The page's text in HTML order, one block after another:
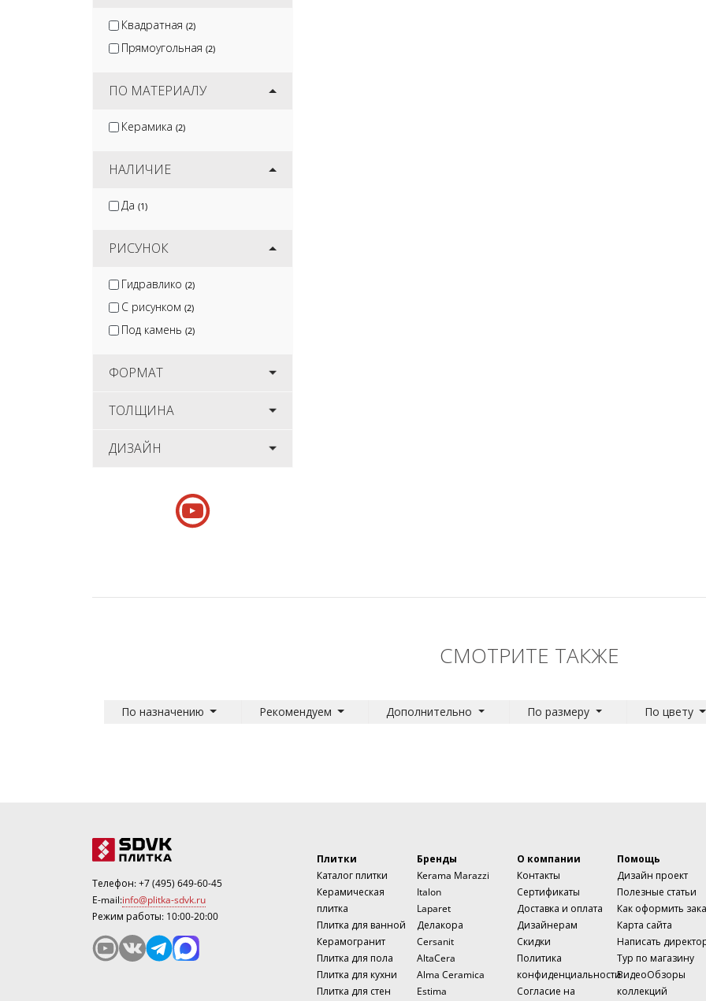
Квадратная (2)
Прямоугольная (2)
ПО МАТЕРИАЛУ
Керамика (2)
НАЛИЧИЕ
Да (1)
РИСУНОК
Гидравлико (2)
С рисунком (2)
Под камень (2)
ФОРМАТ
ТОЛЩИНА
ДИЗАЙН
СМОТРИТЕ ТАКЖЕ
По назначению Рекомендуем Дополнительно По размеру По цвету
Телефон:+7 (495) 649-60-45
E-mail:info@plitka-sdvk.ru
Режим работы: 10:00-20:00
Плитки
Каталог плитки
Керамическая
плитка
Плитка для ванной
Керамогранит
Плитка для пола
Плитка для кухни
Плитка для стен
Бренды
Kerama Marazzi
Italon
Laparet
Делакора
Cersanit
AltaCera
Alma Ceramica
Estima
О компании
Контакты
Сертификаты
Доставка и оплата
Дизайнерам
Скидки
Политика
конфиденциальности
Согласие на
Помощь
Дизайн проект
Полезные статьи
Как оформить
Карта сайта
Написать
Тур по магазину
ВидеоОбзоры
коллекций